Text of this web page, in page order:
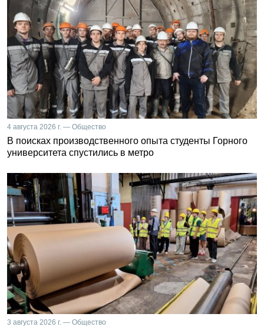
4 августа 2026 г. — Общество
В поисках производственного опыта студенты Горного
университета спустились в метро
3 августа 2026 г. — Общество